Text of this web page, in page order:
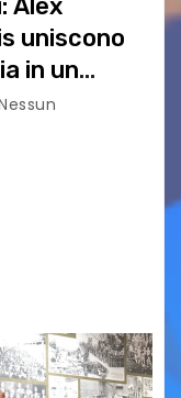
uniscono
in un